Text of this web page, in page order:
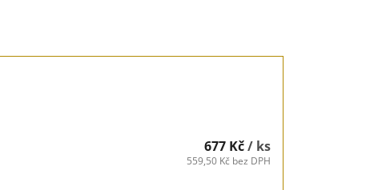
677 Kč/ ks
559,50 Kč bez DPH